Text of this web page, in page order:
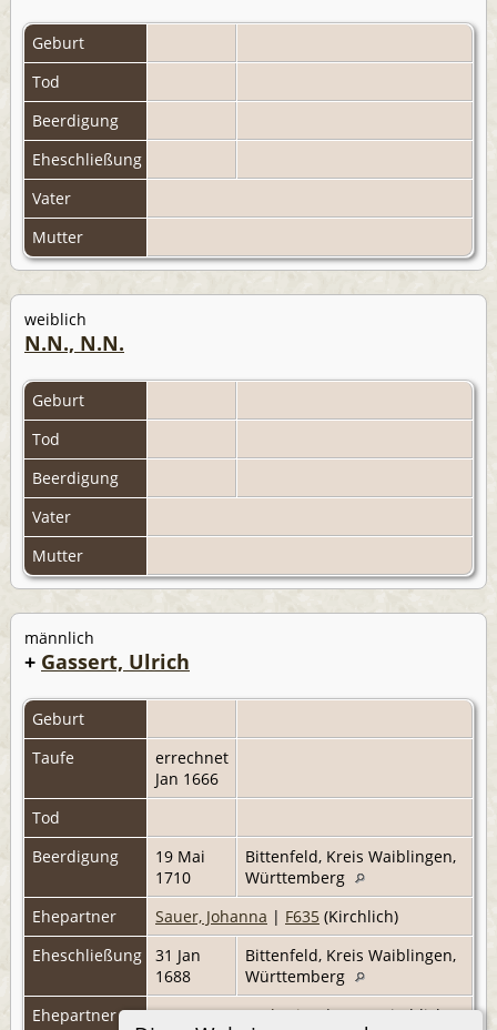
Geburt
Tod
Beerdigung
Eheschließung
Vater
Mutter
weiblich
N.N., N.N.
Geburt
Tod
Beerdigung
Vater
Mutter
männlich
+ Gassert, Ulrich
Geburt
Taufe
errechnet
Jan 1666
Tod
Beerdigung
19 Mai
1710
Bittenfeld, Kreis Waiblingen,
Württemberg
Ehepartner
Sauer, Johanna | F635 (Kirchlich)
Eheschließung
31 Jan
1688
Bittenfeld, Kreis Waiblingen,
Württemberg
Ehepartner
Brust, Anna Catharina|F862(Kirchlich)